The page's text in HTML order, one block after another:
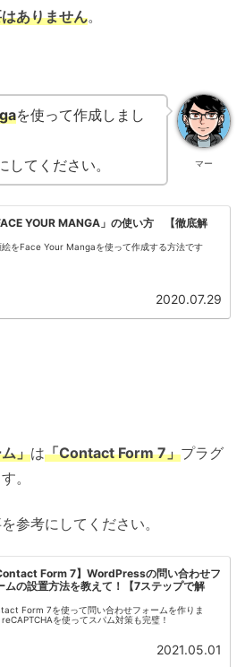
ありません。
マー
を使って作成しまし
てください。
YOUR MANGA」の使い方 【徹底解
絵をFace Your Mangaを使って作成する方法です
2020.07.29
」は「Contact Form 7」プラグ
。
参考にしてください。
Form 7】WordPressの問い合わせフ
ムの設置方法を教えて！【7ステップで解
Form 7を使って問い合わせフォームを作りま
を使ってスパム対策も完璧！
2021.05.01